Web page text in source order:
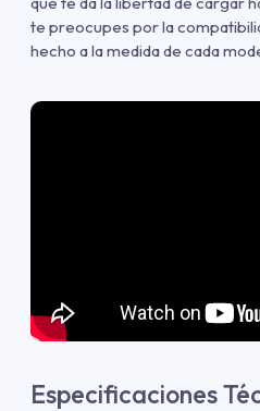
te preocupes por la
hecho a la medida de cada
Especificaciones